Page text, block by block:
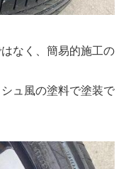
なく、簡易的施工の
ュ風の塗料で塗装で